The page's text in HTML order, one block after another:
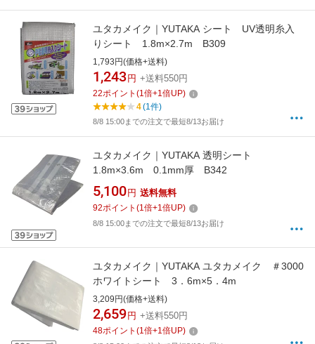
ユタカメイク｜YUTAKA シート UV透明糸入
りシート 1.8m×2.7m B309
1,793円(価格+送料)
1,243 円 +送料550円
22ポイント (1倍+1倍UP)
4(1件)
8/8 15:00までの注文で最短8/13お届け
ユタカメイク｜YUTAKA 透明シート
1.8m×3.6m 0.1mm厚 B342
5,100 円 送料無料
92ポイント (1倍+1倍UP)
8/8 15:00までの注文で最短8/13お届け
ユタカメイク｜YUTAKA ユタカメイク ＃3000
ホワイトシート 3．6m×5．4m
3,209円(価格+送料)
2,659 円 +送料550円
48ポイント (1倍+1倍UP)